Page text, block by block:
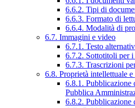
6.6.2. Tipi di
6.6.3. Formato di
6.6.4. Modalità di
6.7. Immagini e video
6.7.1. Testo
6.7.2. Sottotitoli per
6.7.3. Trascrizioni
6.8. Proprietà intellettuale
6.8.1. Pubblicazione
Pubblica
6.8.2. Pubblicazione